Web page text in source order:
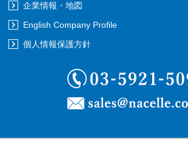
企業情報・地図
English Company Profile
個人情報保護方針